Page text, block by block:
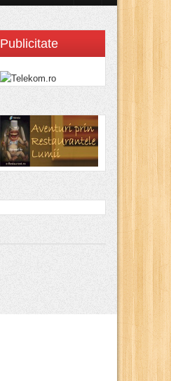
Publicitate